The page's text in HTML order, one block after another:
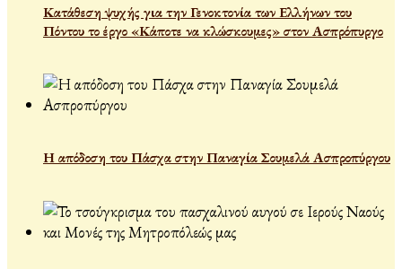
Κατάθεση ψυχής για την Γενοκτονία των Ελλήνων του
Πόντου το έργο «Κάποτε να κλώσκουμες» στον Ασπρόπυργο
Η απόδοση του Πάσχα στην Παναγία Σουμελά Ασπροπύργου